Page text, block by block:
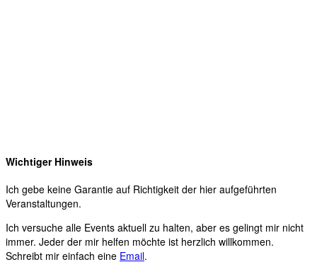
Wichtiger Hinweis
Ich gebe keine Garantie auf Richtigkeit der hier aufgeführten
Veranstaltungen.
Ich versuche alle Events aktuell zu halten, aber es gelingt mir nicht
immer. Jeder der mir helfen möchte ist herzlich willkommen.
Schreibt mir einfach eine Email.